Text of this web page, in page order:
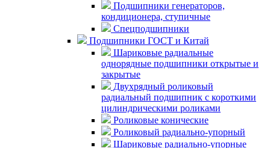
Подшипники генераторов,
кондиционера, ступичные
Спецподшипники
Подшипники ГОСТ и Китай
Шариковые радиальные
однорядные подшипники открытые и
закрытые
Двухрядный роликовый
радиальный подшипник с короткими
цилиндрическими роликами
Роликовые конические
Роликовый радиально-упорный
Шариковые радиально-упорные